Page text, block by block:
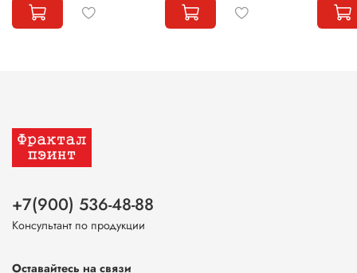
+7(900) 536-48-88
Консультант по продукции
Оставайтесь на связи